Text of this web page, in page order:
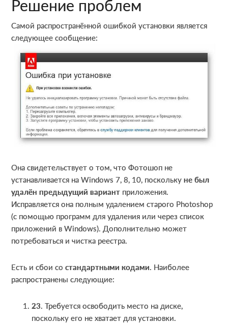
Решение проблем
Самой распространённой ошибкой установки является
следующее сообщение:
Она свидетельствует о том, что Фотошоп не
устанавливается на Windows 7, 8, 10, посколькуне был
удалён предыдущий вариант приложения.
Исправляется она полным удалением старого Photoshop
(с помощью программ для удаления или через список
приложений в Windows). Дополнительно может
потребоваться и чистка реестра.
Есть и сбои состандартными кодами. Наиболее
распространены следующие:
23. Требуется освободить место на диске,
поскольку его не хватает для установки.